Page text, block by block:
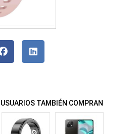
TAMBIÉN COMPRAN